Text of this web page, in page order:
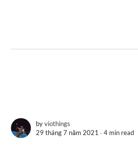
byviothings
29 tháng 7 năm 2021 ∙4 min read